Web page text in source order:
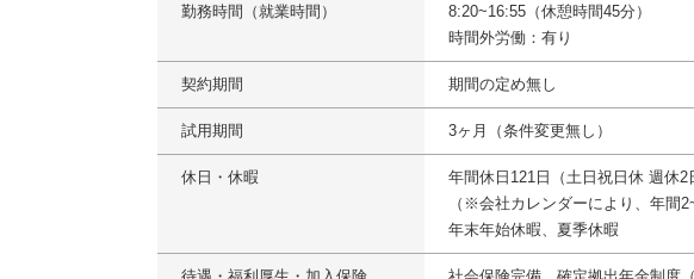
勤務時間（就業時間）
8:20~16:55（休憩時間45分）
時間外労働：有り
契約期間 期間の定め無し
試用期間 3ヶ月（条件変更無し）
休日・休暇
年間休日121日（土日祝日休 週休2
（※会社カレンダーにより、年間
年末年始休暇、夏季休暇